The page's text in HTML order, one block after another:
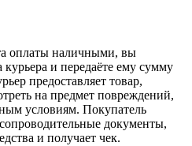
оплаты наличными, вы
курьера и передаёте ему сумму
предоставляет товар,
на предмет повреждений,
условиям. Покупатель
документы,
и получает чек.